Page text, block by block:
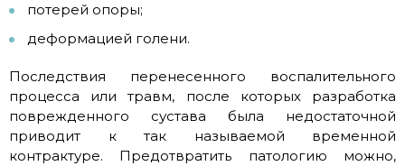
потерей опоры;
деформацией голени.
Последствия перенесенного воспалительного
процесса или травм, после которых разработка
поврежденного сустава была недостаточной
приводит к так называемой временной
контрактуре. Предотвратить патологию можно,